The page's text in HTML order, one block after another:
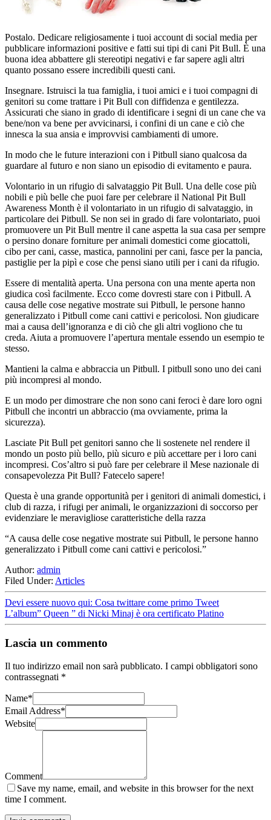
Postalo. Dedicare religiosamente i tuoi account di social media per
pubblicare informazioni positive e fatti sui tipi di cani Pit Bull. È una
buona idea abbattere gli stereotipi negativi e far sapere agli altri
quanto possano essere incredibili questi cani.
Insegnare. Istruisci la tua famiglia, i tuoi amici e i tuoi compagni di
genitori su come trattare i Pit Bull con diffidenza e gentilezza.
Assicurati che siano in grado di identificare i segni di un cane che va
bene/non va bene per avvicinarsi, i confini di un cane e ciò che
innesca la sua ansia e improvvisi cambiamenti di umore.
In modo che le future interazioni con i Pitbull siano qualcosa da
guardare al futuro e non siano un episodio di evitamento e paura.
Volontario in un rifugio di salvataggio Pit Bull. Una delle cose più
nobili e più belle che puoi fare per celebrare il National Pit Bull
Awareness Month è il volontariato in un rifugio di salvataggio, in
particolare dei Pitbull. Se non sei in grado di fare volontariato, puoi
promuovere un Pit Bull mentre il cane aspetta la sua casa per sempre
o persino donare forniture per animali domestici come giocattoli,
cibo per cani, casse, mastica, pannolini per cani, fasce per la pancia,
pastiglie per la pipì e cose che pensi siano utili per i cani da rifugio.
Essere di mentalità aperta. Una persona con una mente aperta non
giudica così facilmente. Ecco come dovresti stare con i Pitbull. A
causa delle cose negative mostrate sui Pitbull, le persone hanno
generalizzato i Pitbull come cani cattivi e pericolosi. Non giudicare
mai a causa dell’ignoranza e di ciò che gli altri vogliono che tu
creda. Aiuta a promuovere l’apertura mentale essendo un esempio te
stesso.
Mantieni la calma e abbraccia un Pitbull. I pitbull sono uno dei cani
più incompresi al mondo.
E un modo per dimostrare che non sono cani feroci è dare loro ogni
Pitbull che incontri un abbraccio (ma ovviamente, prima la
sicurezza).
Lasciate Pit Bull pet genitori sanno che li sostenete nel rendere il
mondo un posto più bello, più sicuro e più accettare per i loro cani
incompresi. Cos’altro si può fare per celebrare il Mese nazionale di
consapevolezza Pit Bull? Fatecelo sapere!
Questa è una grande opportunità per i genitori di animali domestici, i
club di razza, i rifugi per animali, le organizzazioni di soccorso per
evidenziare le meravigliose caratteristiche della razza
“A causa delle cose negative mostrate sui Pitbull, le persone hanno
generalizzato i Pitbull come cani cattivi e pericolosi.”
Author: admin
Filed Under: Articles
Devi essere nuovo qui: Cosa twittare come primo Tweet
L’album” Queen ” di Nicki Minaj è ora certificato Platino
Lascia un commento
Il tuo indirizzo email non sarà pubblicato. I campi obbligatori sono
contrassegnati *
Name*
Email Address*
Website
Comment
Save my name, email, and website in this browser for the next
time I comment.